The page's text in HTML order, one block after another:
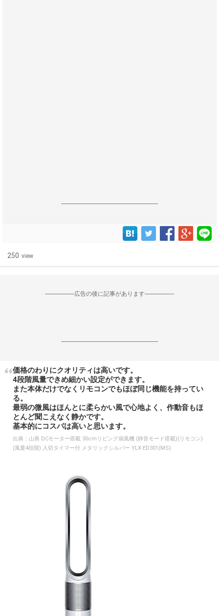
------------------------------------------------------------------
250 view
--------------------広告の後に記事があります--------------------
------------------------------------------------------------------
価格のわりにクオリティは高いです。
4段階風量できめ細かい設定ができます。
また本体だけでなくリモコンでもほぼ同じ機能を持ってい
る。
最弱の微風はほんとに柔らかい風で心地よく、作動音もほ
とんど聞こえなく静かです。
基本的にコスパは高いと思います。
出典： 山善 DCモーター搭載 30cmリビング扇風機 (静音モード搭載)(リモコン)
(風量4段階) 入切タイマー付 メタリックシルバー YLX-ED301(MS)